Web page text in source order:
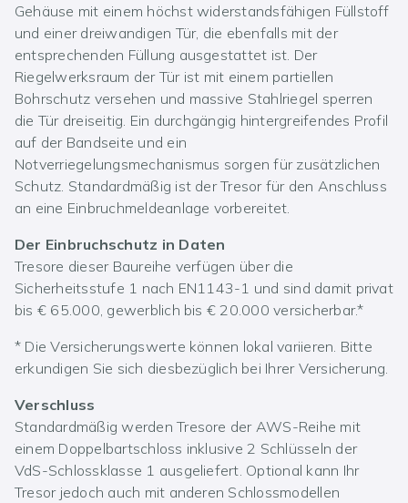
Gehäuse mit einem höchst widerstandsfähigen Füllstoff
und einer dreiwandigen Tür, die ebenfalls mit der
entsprechenden Füllung ausgestattet ist. Der
Riegelwerksraum der Tür ist mit einem partiellen
Bohrschutz versehen und massive Stahlriegel sperren
die Tür dreiseitig. Ein durchgängig hintergreifendes Profil
auf der Bandseite und ein
Notverriegelungsmechanismus sorgen für zusätzlichen
Schutz. Standardmäßig ist der Tresor für den Anschluss
an eine Einbruchmeldeanlage vorbereitet.
Der Einbruchschutz in Daten
Tresore dieser Baureihe verfügen über die
Sicherheitsstufe 1 nach EN1143-1 und sind damit privat
bis € 65.000, gewerblich bis € 20.000 versicherbar.*
* Die Versicherungswerte können lokal variieren. Bitte
erkundigen Sie sich diesbezüglich bei Ihrer Versicherung.
Verschluss
Standardmäßig werden Tresore der AWS-Reihe mit
einem Doppelbartschloss inklusive 2 Schlüsseln der
VdS-Schlossklasse 1 ausgeliefert. Optional kann Ihr
Tresor jedoch auch mit anderen Schlossmodellen